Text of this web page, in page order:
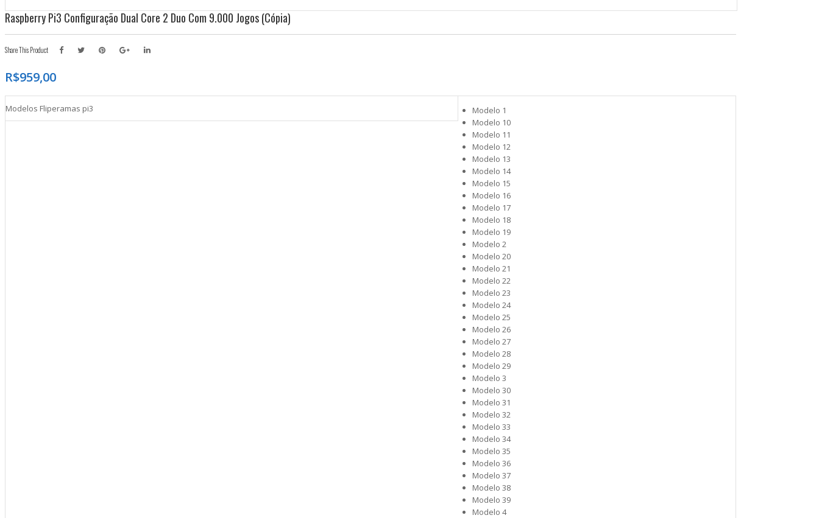
Raspberry Pi3 Configuração Dual Core 2 Duo Com 9.000 Jogos (cópia)
Share This Product
R$959,00
Modelos Fliperamas pi3
Modelo 1
Modelo 10
Modelo 11
Modelo 12
Modelo 13
Modelo 14
Modelo 15
Modelo 16
Modelo 17
Modelo 18
Modelo 19
Modelo 2
Modelo 20
Modelo 21
Modelo 22
Modelo 23
Modelo 24
Modelo 25
Modelo 26
Modelo 27
Modelo 28
Modelo 29
Modelo 3
Modelo 30
Modelo 31
Modelo 32
Modelo 33
Modelo 34
Modelo 35
Modelo 36
Modelo 37
Modelo 38
Modelo 39
Modelo 4